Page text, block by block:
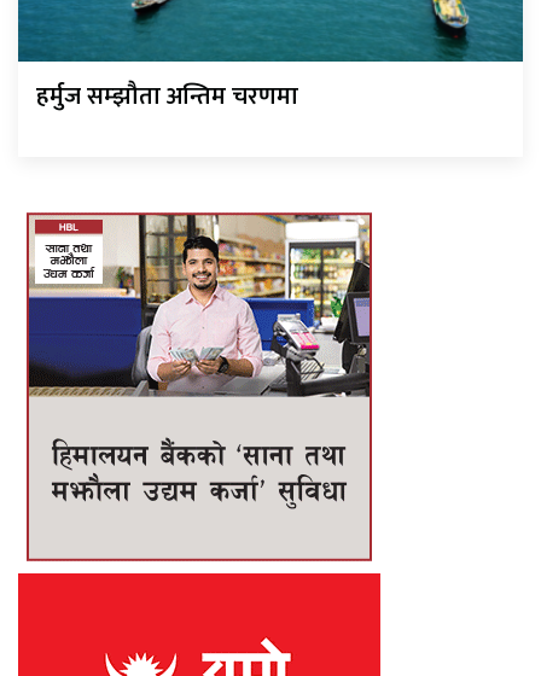
हर्मुज सम्झौता अन्तिम चरणमा